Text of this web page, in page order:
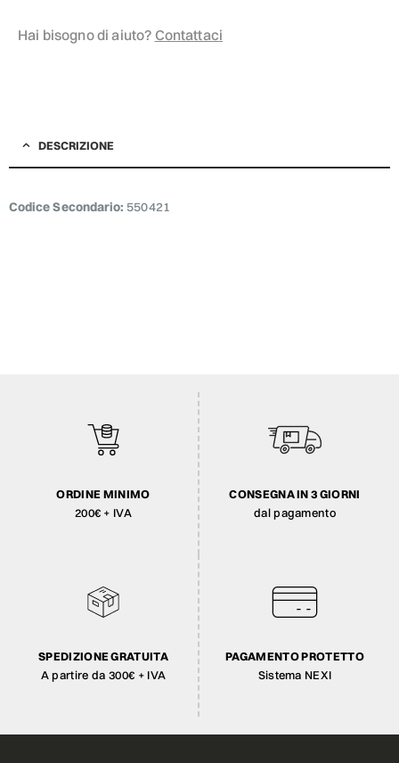
Hai bisogno di aiuto? Contattaci
DESCRIZIONE
Codice Secondario: 550421
ORDINE MINIMO
200€ + IVA
CONSEGNA IN 3 GIORNI
dal pagamento
SPEDIZIONE GRATUITA
A partire da 300€ + IVA
PAGAMENTO PROTETTO
Sistema NEXI